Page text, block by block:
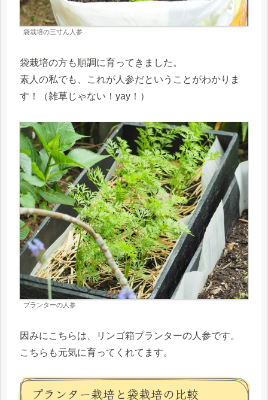
袋栽培の三寸ん人参
袋栽培の方も順調に育ってきました。
素人の私でも、これが人参だということがわかりま
す！（雑草じゃない！yay！）
プランターの人参
因みにこちらは、リンゴ箱プランターの人参です。
こちらも元気に育ってくれてます。
プランター栽培と袋栽培の比較